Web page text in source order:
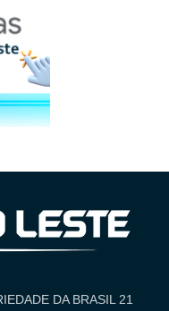
DA BRASIL 21